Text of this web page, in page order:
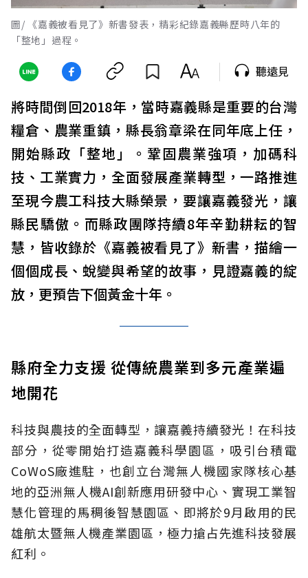
圖/ 《嘉義被看見了》新書發表，精彩紀錄嘉義縣歷時八年的
「整地」過程。
聽遠見
將時間倒回2018年，當時嘉義縣是重要的台灣
糧倉、農業重鎮，縣長翁章梁在同年底上任，
開始縣政「整地」。鞏固農業強項，加碼科
技、工業實力，全面發展產業轉型，一路推進
至現今農工科技大縣榮景，要讓嘉義發光，讓
縣民驕傲。而縣政團隊持續8年辛勤耕耘的智
慧，皆收錄於《嘉義被看見了》新書，描繪一
個個成長、蛻變與希望的故事，見證嘉義的綻
放，更預告下個黃金十年。
縣府全力支援 從傳統農業到多元產業遍
地開花
科技與農技的全面轉型，讓嘉義持續發光！在科技
部分，從零開始打造嘉義科學園區，吸引台積電
CoWoS廠進駐，也創立台灣無人機國家隊核心基
地的亞洲無人機AI創新應用研發中心、實現工業智
慧化管理的馬稠後智慧園區、即將於9月啟用的民
雄航太暨無人機產業園區，極力搶占先進科技發展
紅利。